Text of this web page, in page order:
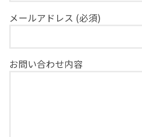
メールアドレス (必須)
お問い合わせ内容